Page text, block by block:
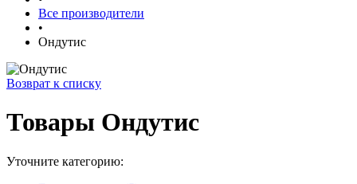
Все производители
•
Ондутис
Возврат к списку
Товары Ондутис
Уточните категорию: